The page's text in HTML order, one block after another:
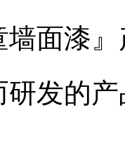
墙面漆
研发的